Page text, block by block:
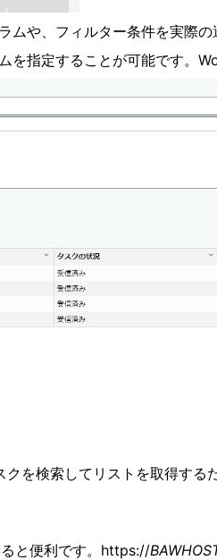
や、フィルター条件を実際
を指定することが可能です。
を検索してリストを取得する
と便利です。https://